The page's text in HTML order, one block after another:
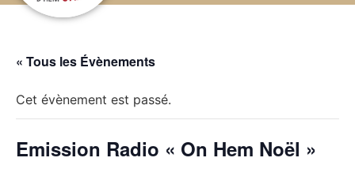
« Tous les Évènements
Cet évènement est passé.
Emission Radio « On Hem Noël »